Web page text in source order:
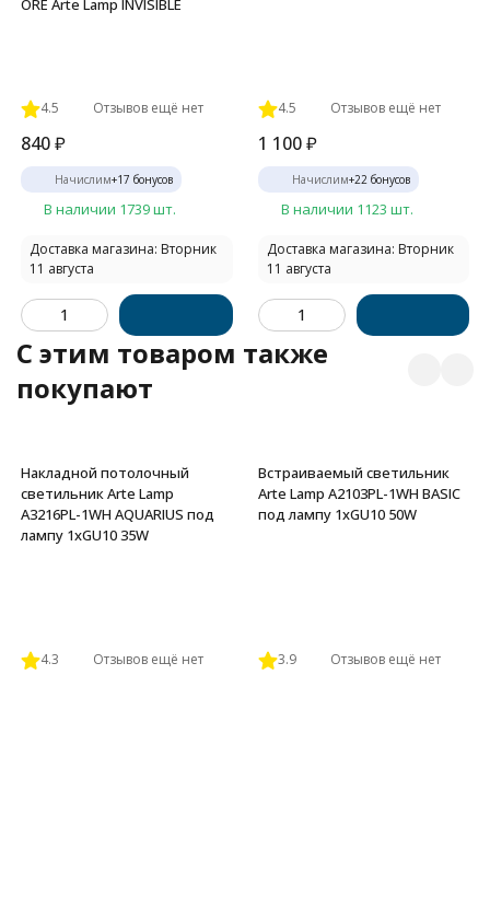
4.5 Отзывов ещё нет
840₽
Начислим+17 бонусов
В наличии 1739 шт.
Доставка магазина: Вторник
11 августа
4.5 Отзывов ещё нет
1 100 ₽
Начислим+22 бонусов
В наличии 1123 шт.
Доставка магазина: Вторник
11 августа
C этим товаром также
покупают
Накладной потолочный
светильник Arte Lamp
A3216PL-1WH AQUARIUS под
лампу 1xGU10 35W
4.3 Отзывов ещё нет
Встраиваемый светильник
Arte Lamp A2103PL-1WH BASIC
под лампу 1xGU10 50W
3.9 Отзывов ещё нет